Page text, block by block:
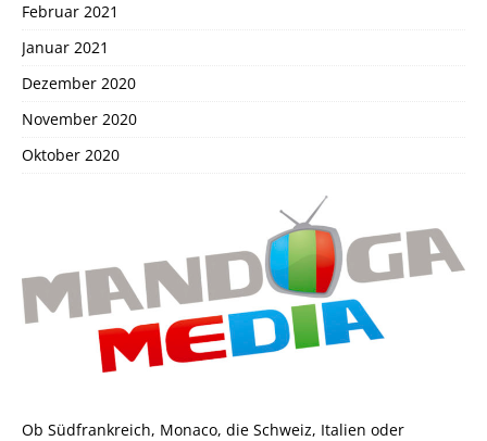
Februar 2021
Januar 2021
Dezember 2020
November 2020
Oktober 2020
Ob Südfrankreich, Monaco, die Schweiz, Italien oder